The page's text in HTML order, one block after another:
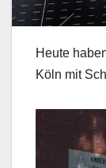
Heute
Köln mit